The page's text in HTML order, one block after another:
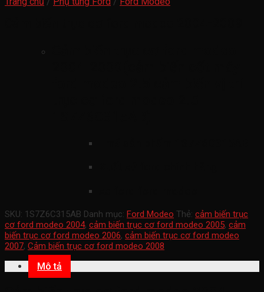
SKU: 1S7Z6C315AB Danh mục: Ford Modeo Thẻ: cảm biến trục
cơ ford modeo 2004, cảm biến trục cơ ford modeo 2005, cảm
biến trục cơ ford modeo 2006, cảm biến trục cơ ford modeo
2007, Cảm biến trục cơ ford modeo 2008
Mô tả